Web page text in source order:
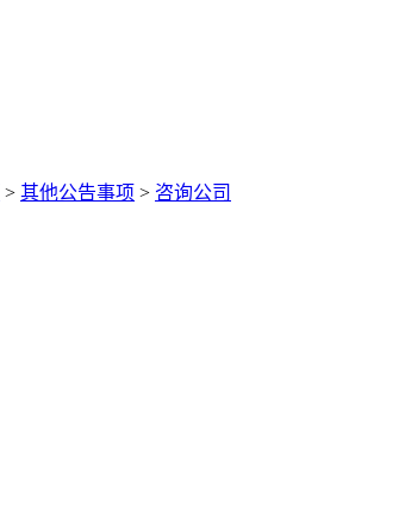
> 其他公告事项 > 咨询公司